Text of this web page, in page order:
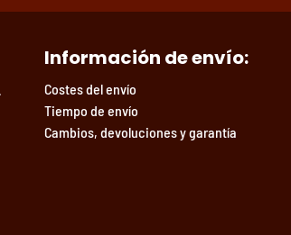
Información de envío:
Costes del envío
Tiempo de envío
Cambios, devoluciones y garantía